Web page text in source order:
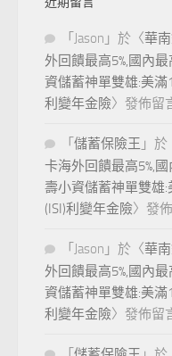
「 Jason 」於〈華
外回饋最高5%,國內
資儲蓄神單雙雄:美滿
利變年金險〉發佈留
「 儲蓄保險王 」於
卡海外回饋最高5%,
壽小資儲蓄神單雙雄:
(ISI)利變年金險〉發
「 Jason 」於〈華
外回饋最高5%,國內
資儲蓄神單雙雄:美滿
利變年金險〉發佈留